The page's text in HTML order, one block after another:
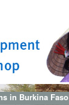
in Burkina Faso